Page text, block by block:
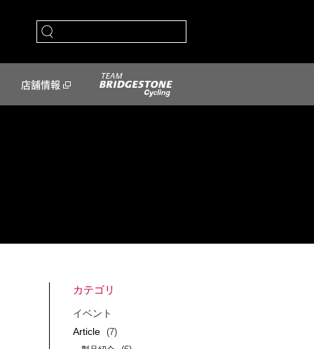
店舗情報
カテゴリ
イベント
Article
(7)